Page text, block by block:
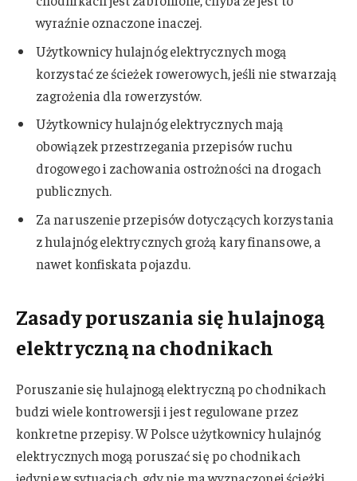
wyraźnie oznaczone inaczej.
Użytkownicy hulajnóg elektrycznych mogą
korzystać ze ścieżek rowerowych, jeśli nie stwarzają
zagrożenia dla rowerzystów.
Użytkownicy hulajnóg elektrycznych mają
obowiązek przestrzegania przepisów ruchu
drogowego i zachowania ostrożności na drogach
publicznych.
Za naruszenie przepisów dotyczących korzystania
z hulajnóg elektrycznych grożą kary finansowe, a
nawet konfiskata pojazdu.
Zasady poruszania się hulajnogą
elektryczną na chodnikach
Poruszanie się hulajnogą elektryczną po chodnikach
budzi wiele kontrowersji i jest regulowane przez
konkretne przepisy. W Polsce użytkownicy hulajnóg
elektrycznych mogą poruszać się po chodnikach